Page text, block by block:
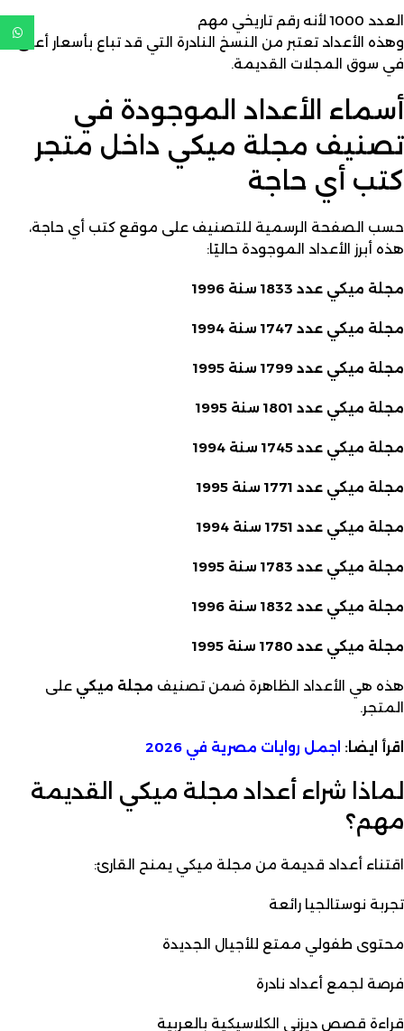
العدد 1000 لأنه رقم تاريخي مهم
وهذه الأعداد تعتبر من النسخ النادرة التي قد تباع بأسعار أعلى
في سوق المجلات القديمة.
أسماء الأعداد الموجودة في
تصنيف مجلة ميكي داخل متجر
كتب أي حاجة
حسب الصفحة الرسمية للتصنيف على موقع كتب أي حاجة،
هذه أبرز الأعداد الموجودة حاليًا:
مجلة ميكي عدد 1833 سنة 1996
مجلة ميكي عدد 1747 سنة 1994
مجلة ميكي عدد 1799 سنة 1995
مجلة ميكي عدد 1801 سنة 1995
مجلة ميكي عدد 1745 سنة 1994
مجلة ميكي عدد 1771 سنة 1995
مجلة ميكي عدد 1751 سنة 1994
مجلة ميكي عدد 1783 سنة 1995
مجلة ميكي عدد 1832 سنة 1996
مجلة ميكي عدد 1780 سنة 1995
هذه هي الأعداد الظاهرة ضمن تصنيف مجلة ميكي على
المتجر.
اقرأ ايضا: اجمل روايات مصرية في 2026
لماذا شراء أعداد مجلة ميكي القديمة
مهم؟
اقتناء أعداد قديمة من مجلة ميكي يمنح القارئ:
تجربة نوستالجيا رائعة
محتوى طفولي ممتع للأجيال الجديدة
فرصة لجمع أعداد نادرة
قراءة قصص ديزني الكلاسيكية بالعربية